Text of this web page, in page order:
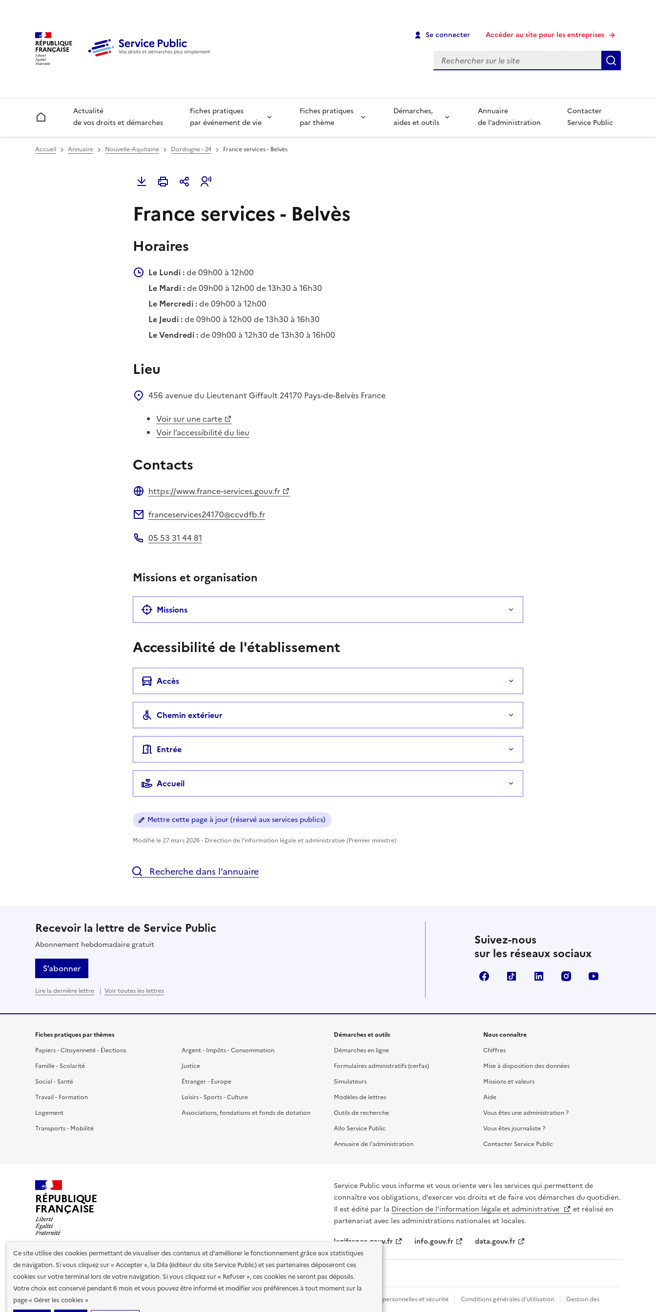
Ce site utilise des cookies permettant de visualiser des contenus et d'améliorer le fonctionnement grâce aux statistiques
de navigation. Si vous cliquez sur « Accepter », la Dila (éditeur du site Service Public) et ses partenaires déposeront ces
cookies sur votre terminal lors de votre navigation. Si vous cliquez sur « Refuser », ces cookies ne seront pas déposés.
Votre choix est conservé pendant 6 mois et vous pouvez être informé et modifier vos préférences à tout moment sur la
page « Gérer les cookies »
RÉPUBLIQUE
FRANÇAISE
Se connecter Accéder au site pour les entreprises
Recherche
Accueil
Actualité
de vos droits et démarches
Fiches pratiques
par événement de vie
Fiches pratiques
par thème
Démarches,
aides et outils
Annuaire
de l’administration
Contacter
Service Public
Accueil Annuaire Nouvelle-Aquitaine Dordogne - 24 France services - Belvès
France services - Belvès
Horaires
Le Lundi :de 09h00 à 12h00
Le Mardi :de 09h00 à 12h00 de 13h30 à 16h30
Le Mercredi :de 09h00 à 12h00
Le Jeudi :de 09h00 à 12h00 de 13h30 à 16h30
Le Vendredi :de 09h00 à 12h30 de 13h30 à 16h00
Lieu
456 avenue du Lieutenant Giffault 24170 Pays-de-Belvès France
Voir sur une carte
Voir l’accessibilité du lieu
Contacts
https://www.france-services.gouv.fr
franceservices24170@ccvdfb.fr
05 53 31 44 81
Missions et organisation
Missions
Accessibilité de l'établissement
Accès
Chemin extérieur
Entrée
Accueil
Mettre cette page à jour (réservé aux services publics)
Modifié le 27 mars 2026 - Direction de l'information légale et administrative (Premier ministre)
Recherche dans l’annuaire
Recevoir la lettre de Service Public
Abonnement hebdomadaire gratuit
S’abonner
Lire la dernière lettre Voir toutes les lettres
Suivez-nous
sur les réseaux sociaux
FacebookTikTok LinkedIn Instagram
Fiches pratiques par thèmes
Papiers - Citoyenneté - Élections
Famille - Scolarité
Social - Santé
Travail - Formation
Logement
Transports - Mobilité
Argent - Impôts - Consommation
Justice
Étranger - Europe
Loisirs - Sports - Culture
Associations, fondations et fonds de dotation
Démarches et outils
Démarches en ligne
Formulaires administratifs (cerfas)
Simulateurs
Modèles de lettres
Outils de recherche
Allo Service Public
Annuaire de l'administration
Nous connaître
Chiffres
Mise à disposition des données
Missions et valeurs
Aide
Vous êtes une administration ?
Vous êtes journaliste ?
Contacter Service Public
RÉPUBLIQUE
FRANÇAISE
Service Public vous informe et vous oriente vers les services qui permettent de
connaître vos obligations, d’exercer vos droits et de faire vos démarches du quotidien.
Il est édité par la Direction de l’information légale et administrative
et réalisé en
partenariat avec les administrations nationales et locales.
legifrance.gouv.fr
info.gouv.fr data.gouv.fr
Nos partenaires
Plan du site Accessibilité : totalement conforme Données personnelles et sécurité Conditions générales d'utilisation
Gestion des